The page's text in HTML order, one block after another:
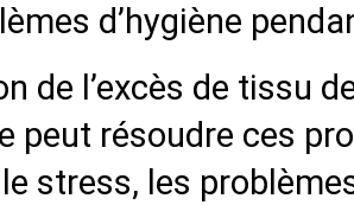
d’hygiène
de l’excès de tissu
peut résoudre ces
stress, les